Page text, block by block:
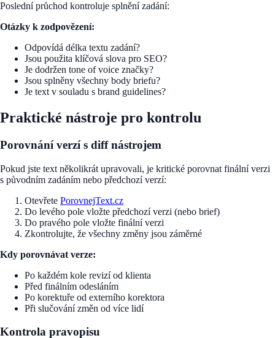
Poslední průchod kontroluje splnění zadání:
Otázky k zodpovězení:
Odpovídá délka textu zadání?
Jsou použita klíčová slova pro SEO?
Je dodržen tone of voice značky?
Jsou splněny všechny body briefu?
Je text v souladu s brand guidelines?
Praktické nástroje pro kontrolu
Porovnání verzí s diff nástrojem
Pokud jste text několikrát upravovali, je kritické porovnat finální verzi
s původním zadáním nebo předchozí verzí:
Otevřete PorovnejText.cz
Do levého pole vložte předchozí verzi (nebo brief)
Do pravého pole vložte finální verzi
Zkontrolujte, že všechny změny jsou záměrné
Kdy porovnávat verze:
Po každém kole revizí od klienta
Před finálním odesláním
Po korektuře od externího korektora
Při slučování změn od více lidí
Kontrola pravopisu